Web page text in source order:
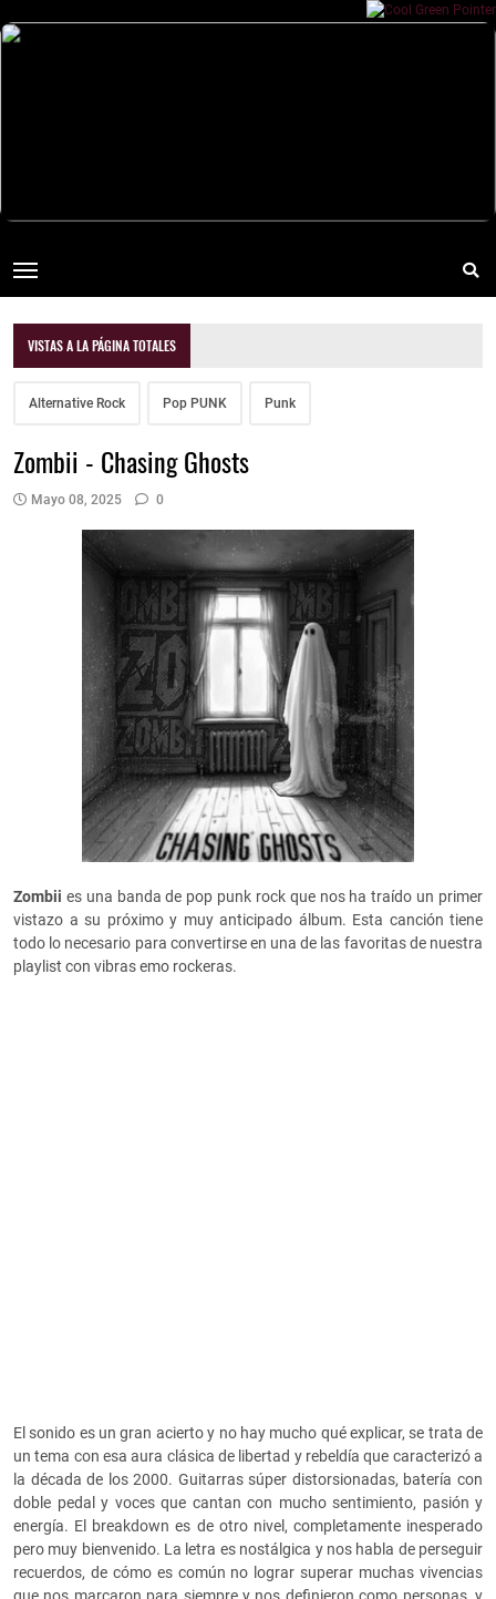
VISTAS A LA PÁGINA TOTALES
Alternative Rock Pop PUNK Punk
Zombii - Chasing Ghosts
Mayo 08, 2025 0
Zombii es una banda de pop punk rock que nos ha traído un primer
vistazo a su próximo y muy anticipado álbum. Esta canción tiene
todo lo necesario para convertirse en una de las favoritas de nuestra
playlist con vibras emo rockeras.
El sonido es un gran acierto y no hay mucho qué explicar, se trata de
un tema con esa aura clásica de libertad y rebeldía que caracterizó a
la década de los 2000. Guitarras súper distorsionadas, batería con
doble pedal y voces que cantan con mucho sentimiento, pasión y
energía. El breakdown es de otro nivel, completamente inesperado
pero muy bienvenido. La letra es nostálgica y nos habla de perseguir
recuerdos, de cómo es común no lograr superar muchas vivencias